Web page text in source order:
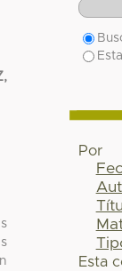
Por
Esta